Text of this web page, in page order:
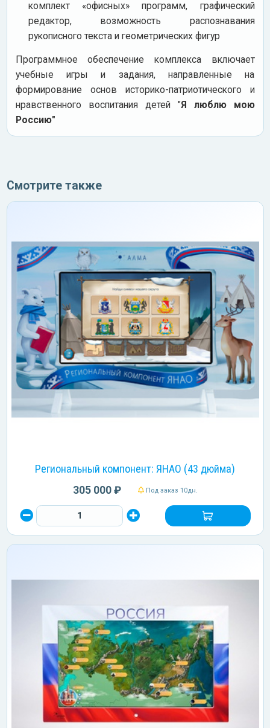
комплект «офисных» программ, графический
редактор, возможность распознавания
рукописного текста и геометрических фигур
Программное обеспечение комплекса включает
учебные игры и задания, направленные на
формирование основ историко-патриотического и
нравственного воспитания детей "Я люблю мою
Россию"
Смотрите также
Региональный компонент: ЯНАО (43 дюйма)
305 000 ₽ Под заказ 10дн.